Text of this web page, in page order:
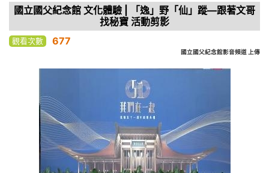
國立國父紀念館 文化體驗 | 「逸」野「仙」蹤—跟著文哥
找秘寶 活動剪影
觀看次數 677
國立國父紀念館影音頻道 上傳